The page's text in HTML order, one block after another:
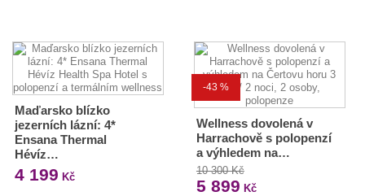
Maďarsko blízko
jezerních lázní: 4*
Ensana Thermal
Hévíz…
4 199 Kč
-43 %
Wellness dovolená v
Harrachově s polopenzí
a výhledem na…
10 300 Kč
5 899 Kč